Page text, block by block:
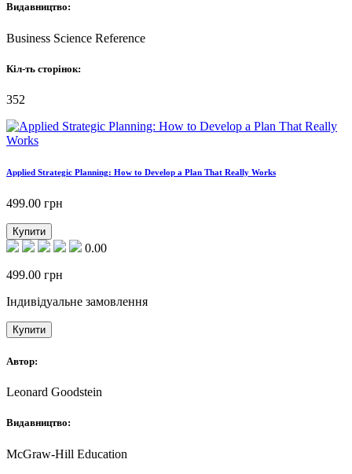
Видавництво:
Business Science Reference
Кіл-ть сторінок:
352
Applied Strategic Planning: How to Develop a Plan That Really Works
499.00 грн
Купити
0.00
499.00 грн
Індивідуальне замовлення
Купити
Автор:
Leonard Goodstein
Видавництво:
McGraw-Hill Education